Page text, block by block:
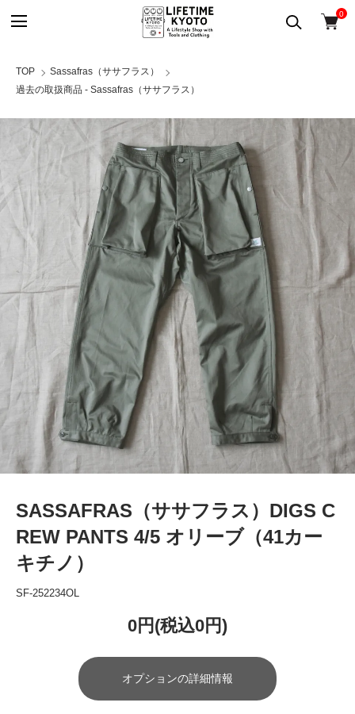
0
TOP
Sassafras（ササフラス）
過去の取扱商品 - Sassafras（ササフラス）
SASSAFRAS（ササフラス）DIGS C
REW PANTS 4/5 オリーブ（41カー
キチノ）
SF-252234OL
0円(税込0円)
オプションの詳細情報